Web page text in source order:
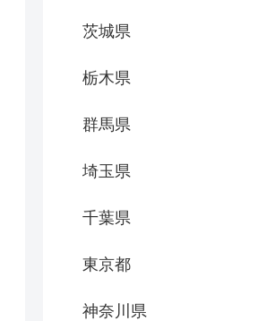
茨城県
栃木県
群馬県
埼玉県
千葉県
東京都
神奈川県